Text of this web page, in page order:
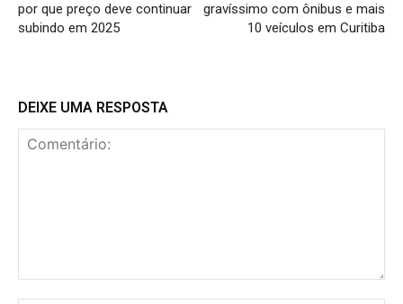
por que preço deve continuar
subindo em 2025
gravíssimo com ônibus e mais
10 veículos em Curitiba
DEIXE UMA RESPOSTA